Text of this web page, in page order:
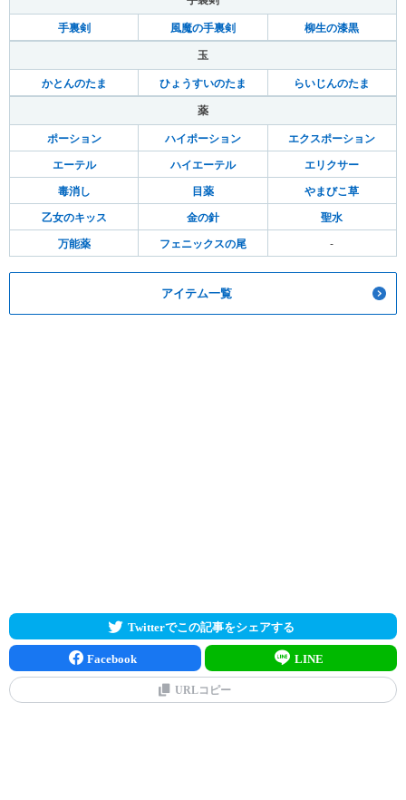
手裏剣 風魔の手裏剣 柳生の漆黒
玉
かとんのたま ひょうすいのたま らいじんのたま
薬
ポーション ハイポーション エクスポーション
エーテル ハイエーテル エリクサー
毒消し 目薬 やまびこ草
乙女のキッス 金の針 聖水
万能薬 フェニックスの尾 -
アイテム一覧
Twitterでこの記事をシェアする
Facebook LINE
URLコピー